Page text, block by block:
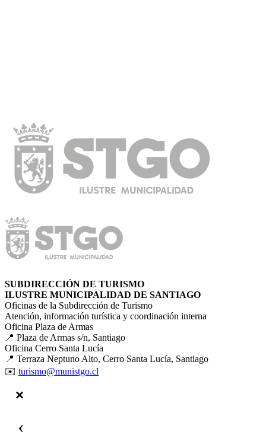
SUBDIRECCIÓN DE TURISMO
ILUSTRE MUNICIPALIDAD DE SANTIAGO
Oficinas de la Subdirección de Turismo
Atención, información turística y coordinación interna
Oficina Plaza de Armas
📍 Plaza de Armas s/n, Santiago
Oficina Cerro Santa Lucía
📍 Terraza Neptuno Alto, Cerro Santa Lucía, Santiago
✉️ turismo@munistgo.cl
‹